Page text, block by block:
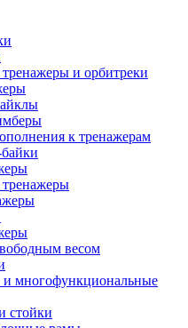
и орбитреки
к тренажерам
весом
и многофункциональные
стойки